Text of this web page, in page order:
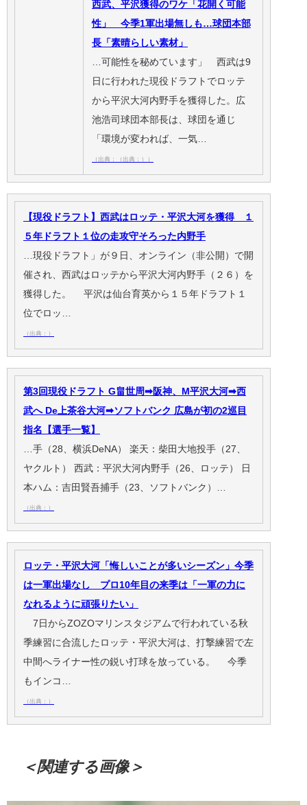
西武、平沢獲得のワケ「花開く可能
性」 今季1軍出場無しも…球団本部
長「素晴らしい素材」
…可能性を秘めています」 西武は9
日に行われた現役ドラフトでロッテ
から平沢大河内野手を獲得した。広
池浩司球団本部長は、球団を通じ
「環境が変われば、一気…
（出典：（出典：））
【現役ドラフト】西武はロッテ・平沢大河を獲得 １
５年ドラフト１位の走攻守そろった内野手
…現役ドラフト」が９日、オンライン（非公開）で開
催され、西武はロッテから平沢大河内野手（２６）を
獲得した。 平沢は仙台育英から１５年ドラフト１
位でロッ…
（出典：）
第3回現役ドラフト G畠世周➡阪神、M平沢大河➡西
武へ De上茶谷大河➡ソフトバンク 広島が初の2巡目
指名【選手一覧】
…手（28、横浜DeNA） 楽天：柴田大地投手（27、
ヤクルト） 西武：平沢大河内野手（26、ロッテ） 日
本ハム：吉田賢吾捕手（23、ソフトバンク）…
（出典：）
ロッテ・平沢大河「悔しいことが多いシーズン」今季
は一軍出場なし プロ10年目の来季は「一軍の力に
なれるように頑張りたい」
7日からZOZOマリンスタジアムで行われている秋
季練習に合流したロッテ・平沢大河は、打撃練習で左
中間へライナー性の鋭い打球を放っている。 今季
もインコ…
（出典：）
＜関連する画像＞